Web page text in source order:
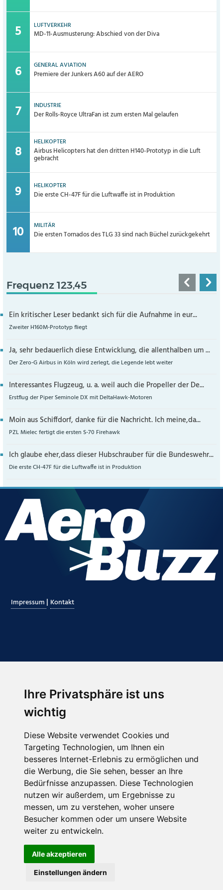
Ihre Privatsphäre ist uns
wichtig
Diese Website verwendet Cookies und
Targeting Technologien, um Ihnen ein
besseres Internet-Erlebnis zu ermöglichen und
die Werbung, die Sie sehen, besser an Ihre
Bedürfnisse anzupassen. Diese Technologien
nutzen wir außerdem, um Ergebnisse zu
messen, um zu verstehen, woher unsere
Besucher kommen oder um unsere Website
weiter zu entwickeln.
Alle akzeptieren
Einstellungen ändern
LUFTVERKEHR
MD-11-Ausmusterung: Abschied von der Diva
GENERAL AVIATION
Premiere der Junkers A60 auf der AERO
INDUSTRIE
Der Rolls-Royce UltraFan ist zum ersten Mal gelaufen
HELIKOPTER
Airbus Helicopters hat den dritten H140-Prototyp in die Luft
gebracht
HELIKOPTER
Die erste CH-47F für die Luftwaffe ist in Produktion
MILITÄR
Die ersten Tornados des TLG 33 sind nach Büchel zurückgekehrt
Frequenz 123,45
Ein kritischer Leser bedankt sich für die Aufnahme in eur...
Zweiter H160M-Prototyp fliegt
Ja, sehr bedauerlich diese Entwicklung, die allenthalben um ...
Der Zero-G Airbus in Köln wird zerlegt, die Legende lebt weiter
Interessantes Flugzeug, u. a. weil auch die Propeller der De...
Erstflug der Piper Seminole DX mit DeltaHawk-Motoren
Moin aus Schiffdorf, danke für die Nachricht. Ich meine,da...
PZL Mielec fertigt die ersten S-70 Firehawk
Ich glaube eher,dass dieser Hubschrauber für die Bundeswehr...
Die erste CH-47F für die Luftwaffe ist in Produktion
Impressum | Kontakt
Hier finden Sie uns auch
Abonnieren Sie unseren Newsletter
Email*